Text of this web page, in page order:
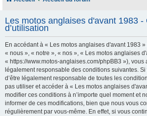
Les motos anglaises d'avant 1983 -
d’utilisation
En accédant à « Les motos anglaises d'avant 1983
« nous », « notre », « nos », « Les motos anglaises
« https://www.motos-anglaises.com/phpBB3 »), vous
légalement responsable des conditions suivantes. Si
d’être légalement responsable de toutes les
pas utiliser et accéder à « Les motos anglaises
modifier ces conditions à n’importe quel moment et
informer de ces modifications, bien que nous vous
régulièrement par vous-même. En effet, si vous